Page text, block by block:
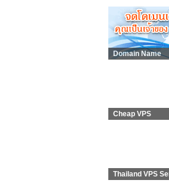
Domain Name
Cheap VPS
Thailand VPS